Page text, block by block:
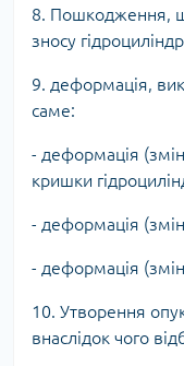
8. Пошкодження,
зносу
9. деформація,
саме:
- деформація
кришки
- деформація
- деформація
10. Утворення
внаслідок чого